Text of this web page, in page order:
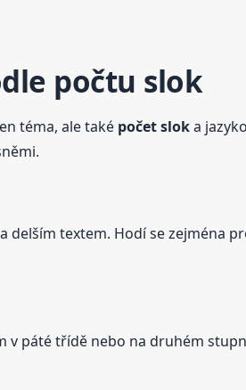
počtu slok
téma, ale také počet sloka
delším textem. Hodí se zejména
v páté třídě nebo na druhém